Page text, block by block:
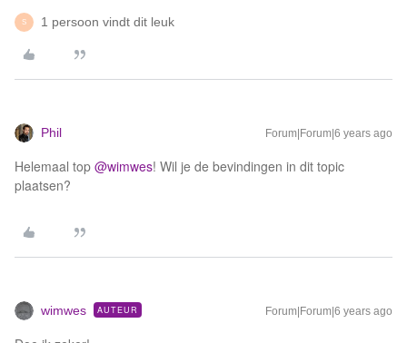
S 1 persoon vindt dit leuk
Phil Forum|Forum|6 years ago
Helemaal top @wimwes! Wil je de bevindingen in dit topic
plaatsen?
wimwes AUTEUR Forum|Forum|6 years ago